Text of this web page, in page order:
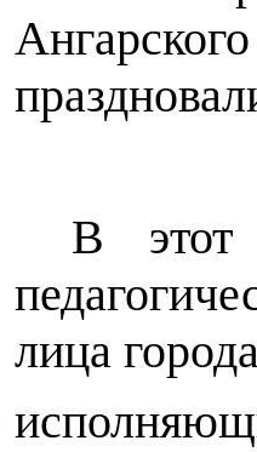
В этот
лица